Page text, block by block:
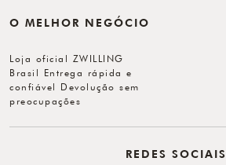
O MELHOR NEGÓCIO
Loja oficial ZWILLING
Brasil Entrega rápida e
confiável Devolução sem
preocupações
REDES SOCIAIS